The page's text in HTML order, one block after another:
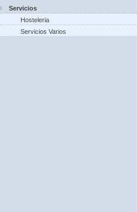
Servicios
Hosteleria
Servicios Varios